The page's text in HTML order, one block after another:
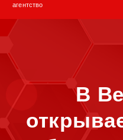
к
агентство
В